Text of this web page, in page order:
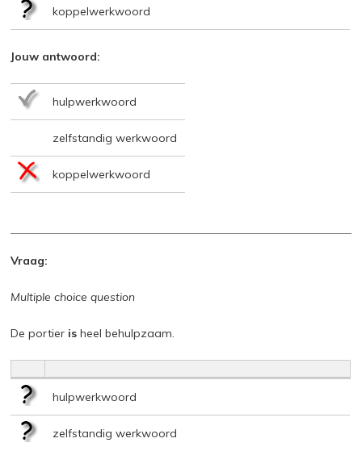
koppelwerkwoord
Jouw antwoord:
hulpwerkwoord
zelfstandig werkwoord
koppelwerkwoord
Vraag:
Multiple choice question
De portier is heel behulpzaam.
hulpwerkwoord
zelfstandig werkwoord